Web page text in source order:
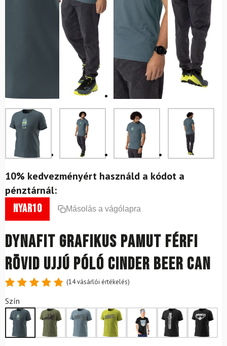
10% kedvezményért használd a kódot a
pénztárnál:
nyar10 Másolás a vágólapra
DYNAFIT grafikus pamut férfi
rövid ujjú póló Cinder Beer Can
4.86
5-ből,
értékelés
alapján
(14vásárlói értékelés)
Szín